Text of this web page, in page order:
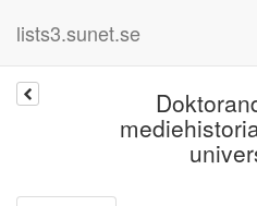
lists3.sunet.se